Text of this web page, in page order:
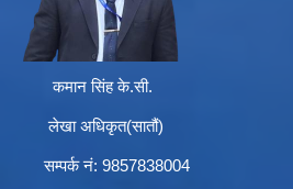
कमान सिंह के.सी.
लेखा अधिकृत(सातौं)
सम्पर्क न‌ं: 9857838004